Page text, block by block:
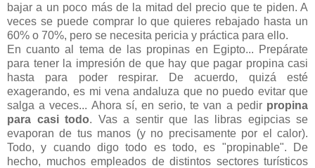
bajar a un poco más de la mitad del precio que te piden. A
veces se puede comprar lo que quieres rebajado hasta un
60% o 70%, pero se necesita pericia y práctica para ello.
En cuanto al tema de las propinas en Egipto... Prepárate
para tener la impresión de que hay que pagar propina casi
hasta para poder respirar. De acuerdo, quizá esté
exagerando, es mi vena andaluza que no puedo evitar que
salga a veces... Ahora sí, en serio, te van a pedir propina
para casi todo. Vas a sentir que las libras egipcias se
evaporan de tus manos (y no precisamente por el calor).
Todo, y cuando digo todo es todo, es "propinable". De
hecho, muchos empleados de distintos sectores turísticos